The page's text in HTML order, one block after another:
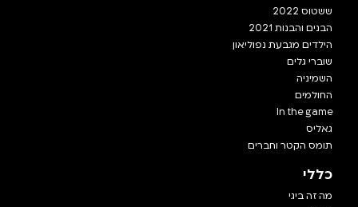
ששטוס 2022
הבנים והבנות 2021
הילדים מגבעת נפוליאון
שוברי גלים
השמיניה
החולמים
In the game
גאליס
תומס הקטר וחברים
כללי
מה זה ביגי